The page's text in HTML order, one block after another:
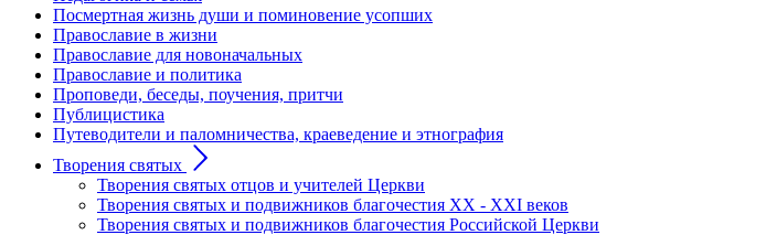
Посмертная жизнь души и поминовение усопших
Православие в жизни
Православие для новоначальных
Православие и политика
Проповеди, беседы, поучения, притчи
Публицистика
Путеводители и паломничества, краеведение и этнография
Творения святых
Творения святых отцов и учителей Церкви
Творения святых и подвижников благочестия ХХ - ХХI веков
Творения святых и подвижников благочестия Российской Церкви